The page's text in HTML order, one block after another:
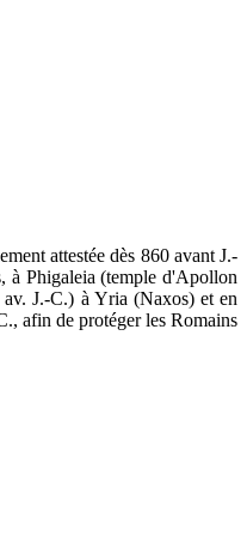
attestée dès 860 avant J.-
à Phigaleia (temple d'Apollon
J.-C.) à Yria (Naxos) et en
afin de protéger les Romains